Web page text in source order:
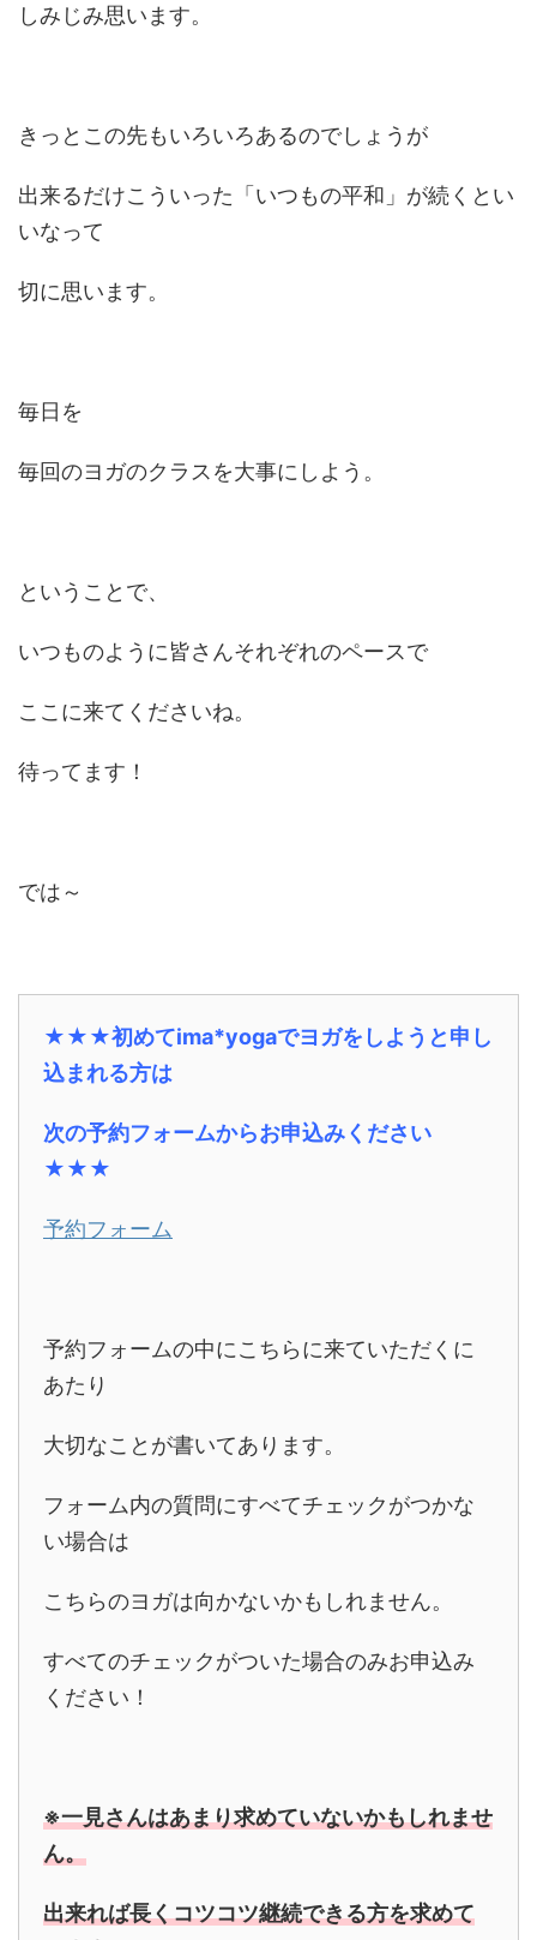
しみじみ思います。
きっとこの先もいろいろあるのでしょうが
出来るだけこういった「いつもの平和」が続くとい
いなって
切に思います。
毎日を
毎回のヨガのクラスを大事にしよう。
ということで、
いつものように皆さんそれぞれのペースで
ここに来てくださいね。
待ってます！
では～
★★★初めてima*yogaでヨガをしようと申し
込まれる方は
次の予約フォームからお申込みください
★★★
予約フォーム
予約フォームの中にこちらに来ていただくに
あたり
大切なことが書いてあります。
フォーム内の質問にすべてチェックがつかな
い場合は
こちらのヨガは向かないかもしれません。
すべてのチェックがついた場合のみお申込み
ください！
※一見さんはあまり求めていないかもしれませ
ん。
出来れば長くコツコツ継続できる方を求めて